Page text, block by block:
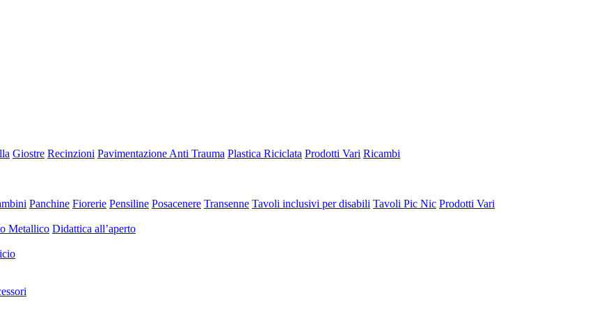
Giostre Recinzioni Pavimentazione Anti Trauma Plastica Riciclata Prodotti Vari Ricambi
Panchine Fiorerie Pensiline Posacenere Transenne Tavoli inclusivi per disabili Tavoli Pic Nic Prodotti Vari
Metallico Didattica all’aperto